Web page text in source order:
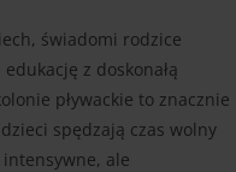
świadomi rodzice
z doskonałą
pływackie to znacznie
spędzają czas wolny
ale